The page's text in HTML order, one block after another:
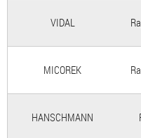
VIDAL
MICOREK
HANSCHMANN